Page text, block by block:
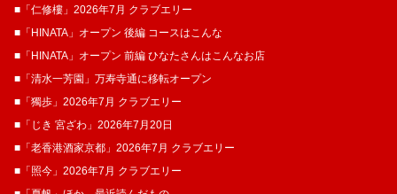
■「仁修樓」2026年7月 クラブエリー
■「HINATA」オープン 後編 コースはこんな
■「HINATA」オープン 前編 ひなたさんはこんなお店
■「清水一芳園」万寿寺通に移転オープン
■「獨歩」2026年7月 クラブエリー
■「じき 宮ざわ」2026年7月20日
■「老香港酒家京都」2026年7月 クラブエリー
■「照今」2026年7月 クラブエリー